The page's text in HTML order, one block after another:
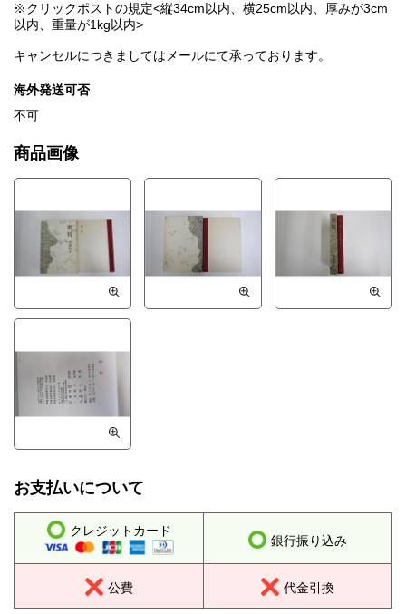
※クリックポストの規定<縦34cm以内、横25cm以内、厚みが3cm
以内、重量が1kg以内>
キャンセルにつきましてはメールにて承っております。
海外発送可否
不可
商品画像
お支払いについて
クレジットカード
銀行振り込み
公費 代金引換